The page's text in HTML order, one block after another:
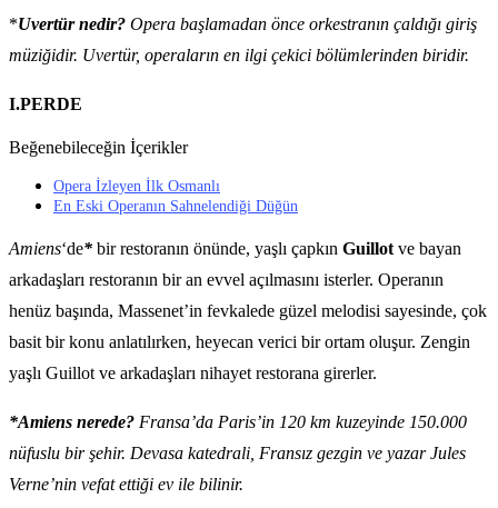
*Uvertür nedir? Opera başlamadan önce orkestranın çaldığı giriş
müziğidir. Uvertür, operaların en ilgi çekici bölümlerinden biridir.
I.PERDE
Beğenebileceğin İçerikler
Opera İzleyen İlk Osmanlı
En Eski Operanın Sahnelendiği Düğün
Amiens‘de* bir restoranın önünde, yaşlı çapkın Guillot ve bayan
arkadaşları restoranın bir an evvel açılmasını isterler. Operanın
henüz başında, Massenet’in fevkalede güzel melodisi sayesinde, çok
basit bir konu anlatılırken, heyecan verici bir ortam oluşur. Zengin
yaşlı Guillot ve arkadaşları nihayet restorana girerler.
*Amiens nerede? Fransa’da Paris’in 120 km kuzeyinde 150.000
nüfuslu bir şehir. Devasa katedrali, Fransız gezgin ve yazar Jules
Verne’nin vefat ettiği ev ile bilinir.